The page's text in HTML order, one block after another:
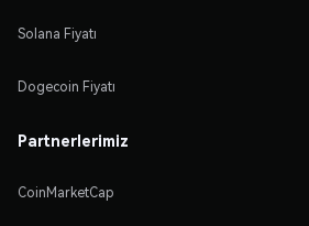
Solana Fiyatı
Dogecoin Fiyatı
Partnerlerimiz
CoinMarketCap